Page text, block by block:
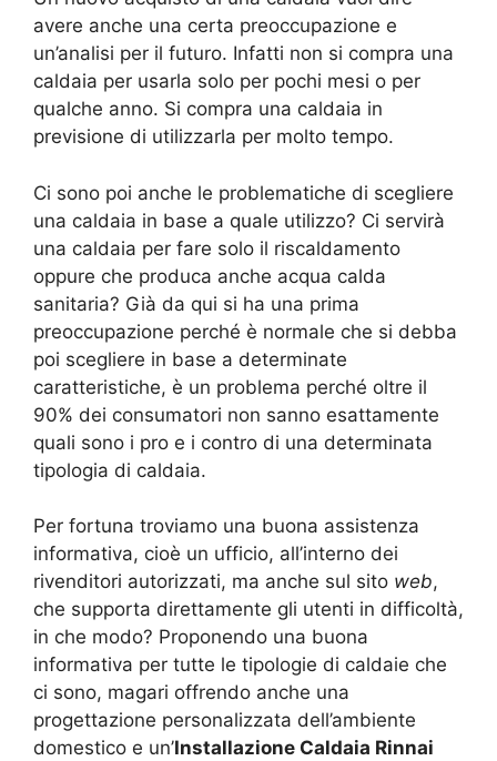
avere anche una certa preoccupazione e
un’analisi per il futuro. Infatti non si compra una
caldaia per usarla solo per pochi mesi o per
qualche anno. Si compra una caldaia in
previsione di utilizzarla per molto tempo.
Ci sono poi anche le problematiche di scegliere
una caldaia in base a quale utilizzo? Ci servirà
una caldaia per fare solo il riscaldamento
oppure che produca anche acqua calda
sanitaria? Già da qui si ha una prima
preoccupazione perché è normale che si debba
poi scegliere in base a determinate
caratteristiche, è un problema perché oltre il
90% dei consumatori non sanno esattamente
quali sono i pro e i contro di una determinata
tipologia di caldaia.
Per fortuna troviamo una buona assistenza
informativa, cioè un ufficio, all’interno dei
rivenditori autorizzati, ma anche sul sito web,
che supporta direttamente gli utenti in difficoltà,
in che modo? Proponendo una buona
informativa per tutte le tipologie di caldaie che
ci sono, magari offrendo anche una
progettazione personalizzata dell’ambiente
domestico e un’Installazione Caldaia Rinnai